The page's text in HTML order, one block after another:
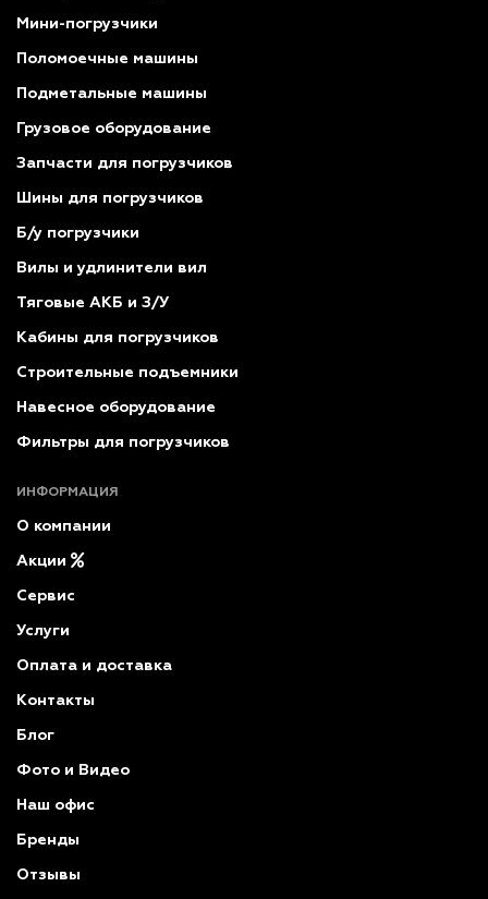
Мини-погрузчики
Поломоечные машины
Подметальные машины
Грузовое оборудование
Запчасти для погрузчиков
Шины для погрузчиков
Б/у погрузчики
Вилы и удлинители вил
Тяговые АКБ и З/У
Кабины для погрузчиков
Строительные подъемники
Навесное оборудование
Фильтры для погрузчиков
ИНФОРМАЦИЯ
О компании
Акции
Сервис
Услуги
Оплата и доставка
Контакты
Блог
Фото и Видео
Наш офис
Бренды
Отзывы